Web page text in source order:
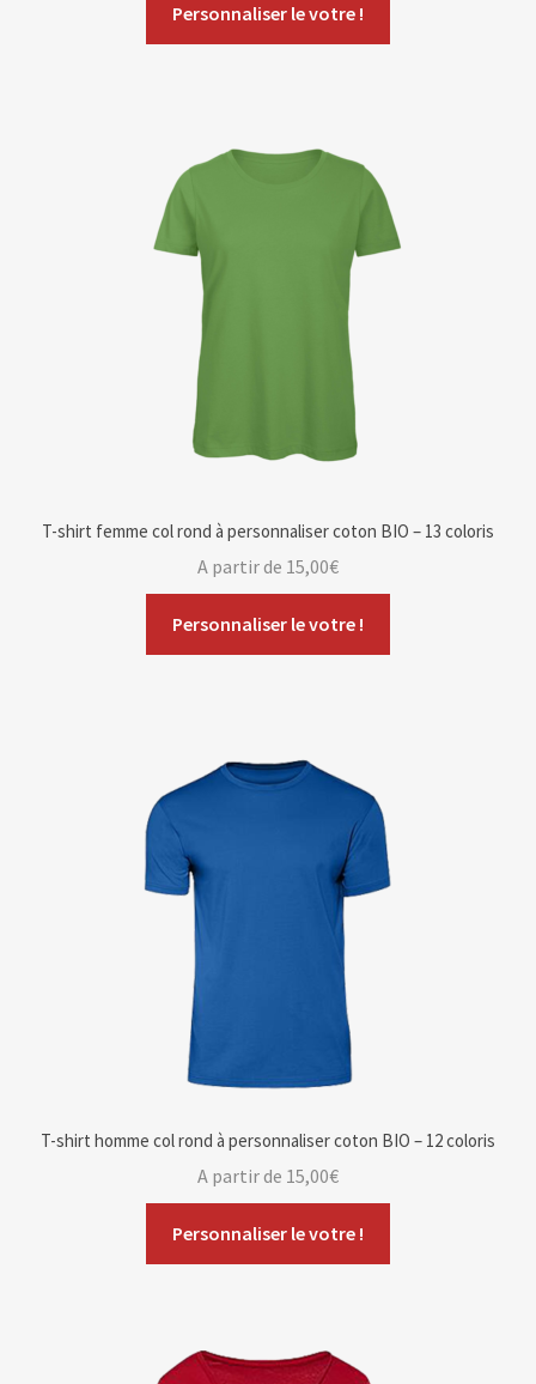
Personnaliser le votre !
T-shirt femme col rond à personnaliser coton BIO – 13 coloris
Personnaliser le votre !
A partir de 15,00€
T-shirt homme col rond à personnaliser coton BIO – 12 coloris
Personnaliser le votre !
A partir de 15,00€